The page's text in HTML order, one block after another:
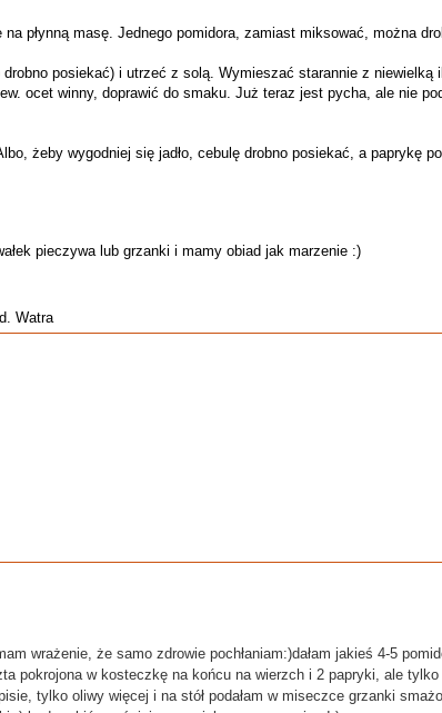
płynną masę. Jednego pomidora, zamiast miksować, można
posiekać) i utrzeć z solą. Wymieszać starannie z niewielką
ocet winny, doprawić do smaku. Już teraz jest pycha, ale nie
żeby wygodniej się jadło, cebulę drobno posiekać, a paprykę
pieczywa lub grzanki i mamy obiad jak marzenie :)
Watra
wrażenie, że samo zdrowie pochłaniam:)dałam jakieś 4-5
pokrojona w kosteczkę na końcu na wierzch i 2 papryki, ale
tylko oliwy więcej i na stół podałam w miseczce grzanki